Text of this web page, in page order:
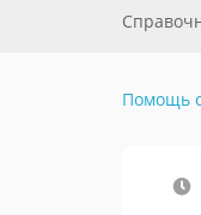
Помощь